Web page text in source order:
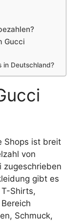
Gucci
in Deutschland?
Shops ist breit
von
zugeschrieben
gibt es
Shirts,
Schmuck,